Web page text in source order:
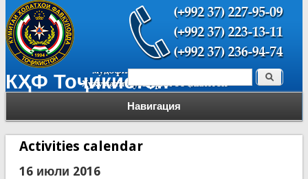
КҲФ Тоҷикистон
Навигация
Форма поиска Поиск
Activities calendar
16 июли 2016